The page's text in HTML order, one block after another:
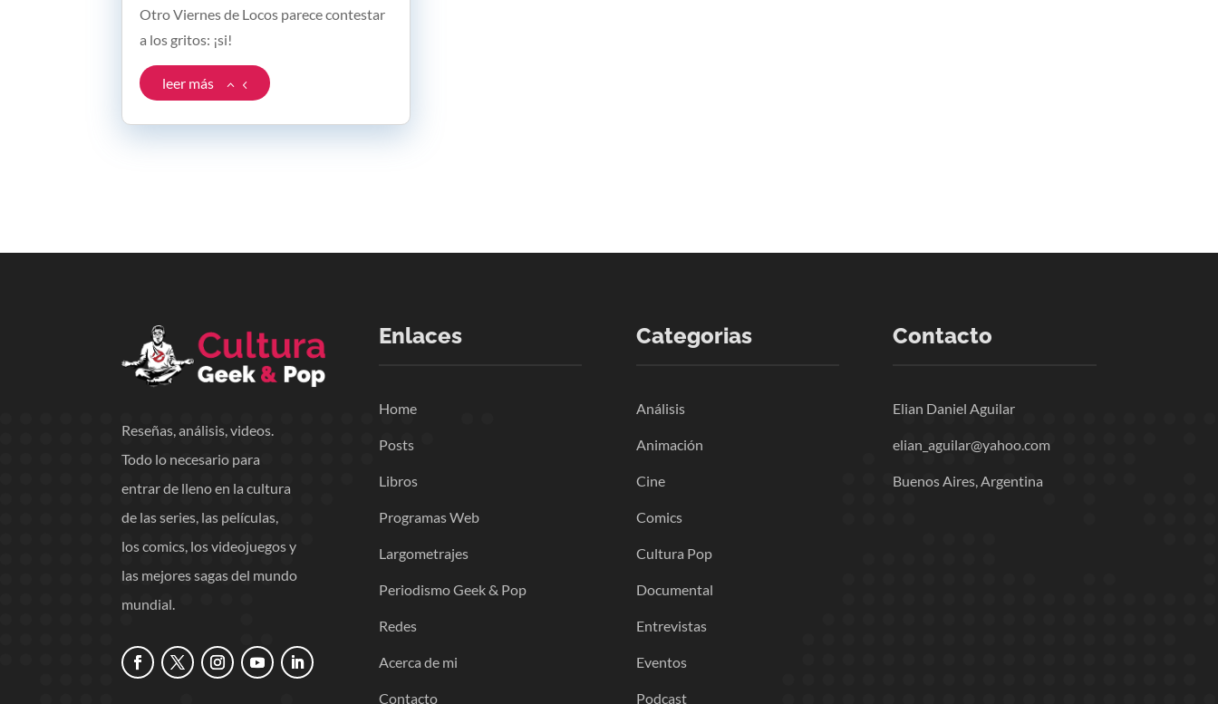
Otro Viernes de Locos parece contestar
a los gritos: ¡si!
leer más
Reseñas, análisis, videos.
Todo lo necesario para
entrar de lleno en la cultura
de las series, las películas,
los comics, los videojuegos y
las mejores sagas del mundo
mundial.
Enlaces
Home
Posts
Libros
Programas Web
Largometrajes
Periodismo Geek & Pop
Redes
Acerca de mi
Contacto
Categorias
Análisis
Animación
Cine
Comics
Cultura Pop
Documental
Entrevistas
Eventos
Podcast
Contacto
Elian Daniel Aguilar
elian_aguilar@yahoo.com
Buenos Aires, Argentina